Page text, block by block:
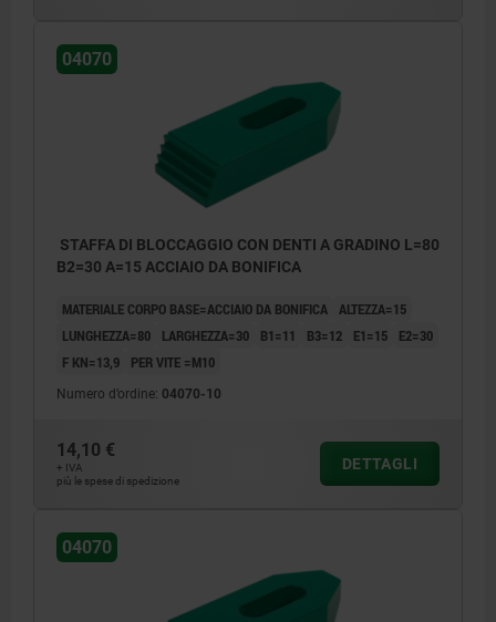
04070
STAFFA DI BLOCCAGGIO CON DENTI A GRADINO L=80
B2=30 A=15 ACCIAIO DA BONIFICA
MATERIALE CORPO BASE=ACCIAIO DA BONIFICA ALTEZZA=15
LUNGHEZZA=80
LARGHEZZA=30 B1=11 B3=12 E1=15
E2=30
F KN=13,9
PER VITE =M10
Numero d’ordine: 04070-10
14,10 €
+ IVA
più le spese di spedizione
DETTAGLI
04070